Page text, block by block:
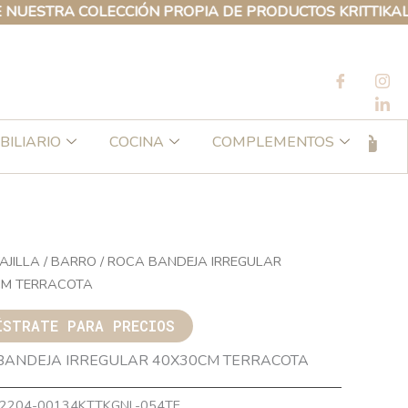
COLECCIÓN PROPIA DE PRODUCTOS KRITTIKALI
COCINA
COMPLEMENTOS
/ BARRO / ROCA BANDEJA IRREGULAR
TERRACOTA
PARA PRECIOS
IRREGULAR 40X30CM TERRACOTA